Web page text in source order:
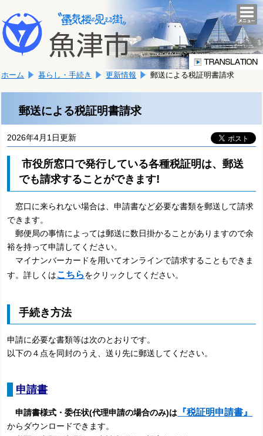
文
へ
移
ま
す。
こ
か
文
ホーム 暮らし・手続き 更新情報 郵送による税証明書請求
郵送による税証明書請求
2026年4月1日更新
市役所窓口で発行している各種税証明は、郵送
でも請求することができます!
窓口に来られない場合は、申請書など必要な書類を郵送して請求
できます。
郵便局の事情によっては郵送に数日掛かることがありますので余
裕を持って申請してください。
マイナンバーカードを用いてオンラインで請求することもできま
す。詳しくはこちらをクリックしてください。
手続き方法
申請に必要な書類等は次のとおりです。
以下の４点を同封のうえ、送り先に郵送してください。
申請書
申請書様式・委任状(代理申請の場合のみ)は 『税証明申請書』
からダウンロードできます。